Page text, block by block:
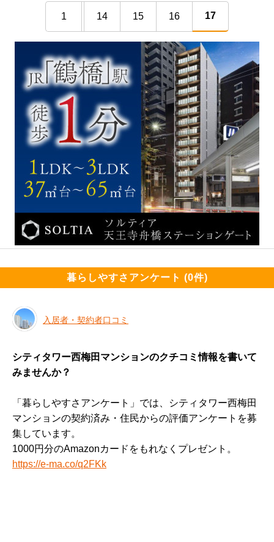
1 14 15 16 17
暮らしやすさアンケート (0件)
入居者・契約者口コミ
シティタワー西梅田マンションのクチコミ情報を書いて
みませんか？
「暮らしやすさアンケート」では、シティタワー西梅田
マンションの契約済み・住民からの評価アンケートを募
集しています。
1000円分のAmazonカードをもれなくプレゼント。
https://e-ma.co/q2FKk